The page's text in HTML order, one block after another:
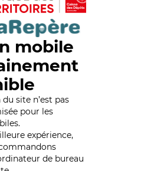
mobile
site n’est pas
pour les
expérience,
de bureau